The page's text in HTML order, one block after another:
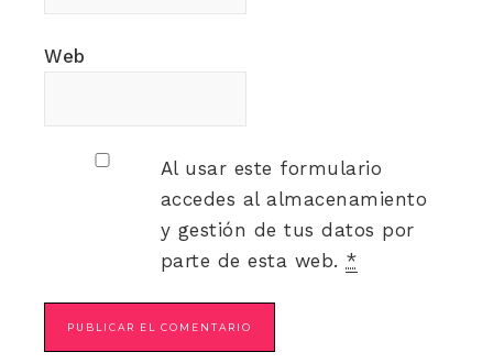
Web
Al usar este formulario
accedes al almacenamiento
y gestión de tus datos por
parte de esta web. *